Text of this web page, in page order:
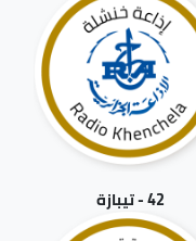
42 - تيبازة